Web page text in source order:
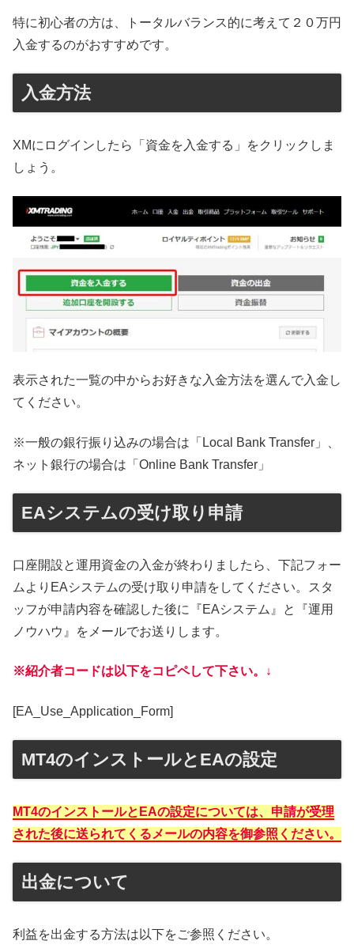
特に初心者の方は、トータルバランス的に考えて２０万円
入金するのがおすすめです。
入金方法
XMにログインしたら「資金を入金する」をクリックしま
しょう。
表示された一覧の中からお好きな入金方法を選んで入金し
てください。
※一般の銀行振り込みの場合は「Local Bank Transfer」、
ネット銀行の場合は「Online Bank Transfer」
EAシステムの受け取り申請
口座開設と運用資金の入金が終わりましたら、下記フォー
ムよりEAシステムの受け取り申請をしてください。スタ
ッフが申請内容を確認した後に『EAシステム』と『運用
ノウハウ』をメールでお送りします。
※紹介者コードは以下をコピペして下さい。↓
[EA_Use_Application_Form]
MT4のインストールとEAの設定
MT4のインストールとEAの設定については、申請が受理
された後に送られてくるメールの内容を御参照ください。
出金について
利益を出金する方法は以下をご参照ください。